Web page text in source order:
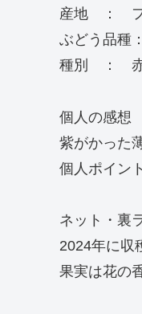
産地 ： フ
ぶどう品種
種別 ： 赤
個人の感想
紫がかった
個人ポイ
ネット・裏
2024年に収
果実は花の